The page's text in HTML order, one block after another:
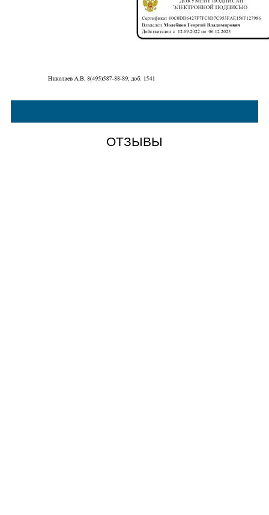
ОТЗЫВЫ